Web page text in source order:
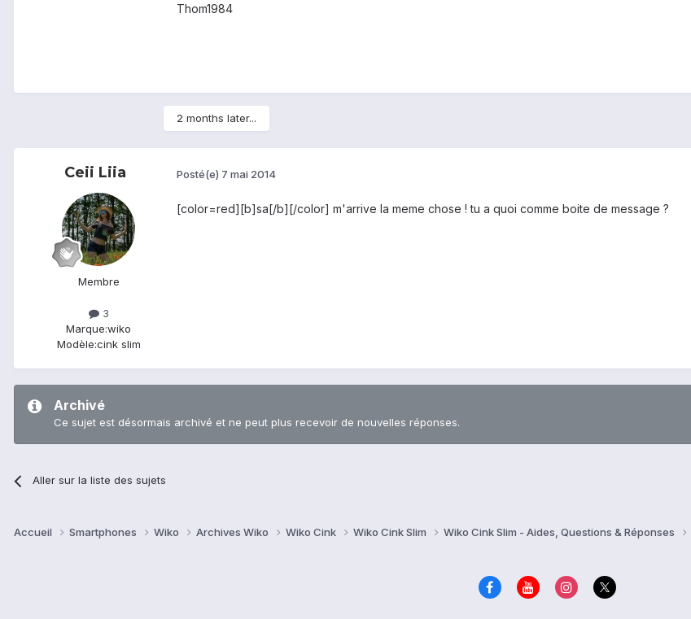
Thom1984
2 months later...
Ceii Liia
Membre
3
Marque:wiko
Modèle:cink slim
Posté(e) 7 mai 2014
[color=red][b]sa[/b][/color] m'arrive la meme chose ! tu a quoi comme boite de message ?
Archivé
Ce sujet est désormais archivé et ne peut plus recevoir de nouvelles réponses.
Aller sur la liste des sujets
Accueil Smartphones Wiko Archives Wiko Wiko Cink Wiko Cink Slim Wiko Cink Slim - Aides, Questions & Réponses